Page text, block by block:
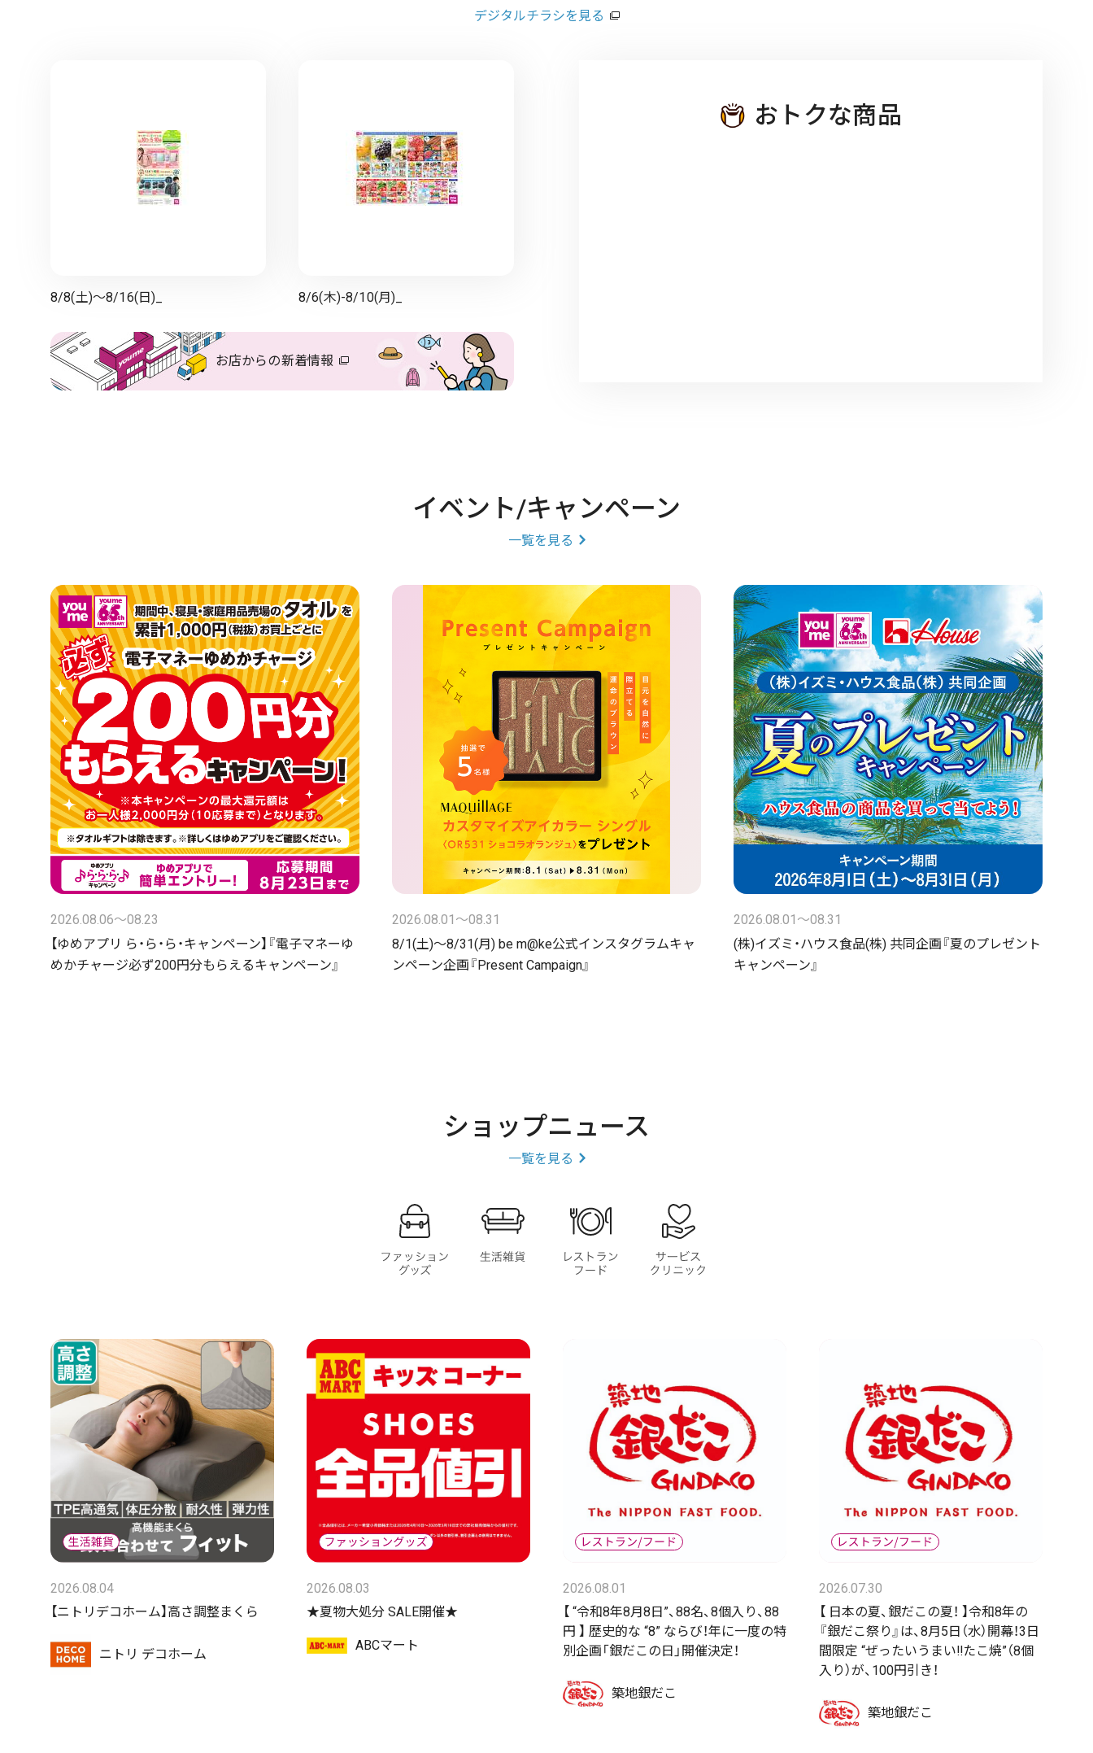
デジタルチラシを見る
8/8(土)～8/16(日)_ 8/6(木)-8/10(月)_
お店からの新着情報
おトクな商品
イベント/キャンペーン
一覧を見る
2026.08.06〜08.23
【ゆめアプリ ら・ら・ら・キャンペーン】『電子マネーゆ
めかチャージ必ず200円分もらえるキャンペーン』
2026.08.01〜08.31
8/1(土)～8/31(月) be m@ke公式インスタグラムキャ
ンペーン企画『Present Campaign』
2026.08.01〜08.31
(株)イズミ・ハウス食品(株) 共同企画『夏のプレゼント
キャンペーン』
ショップニュース
一覧を見る
ファッショングッズ生活雑貨 レストラン・フード
2026.08.04
【ニトリデコホーム】高さ調整まくら
ニトリ デコホーム
2026.08.03
★夏物大処分 SALE開催★
ABCマート
2026.08.01
【 “令和8年8月8日”、88名、8個入り、88
円 】 歴史的な “8” ならび！年に一度の特
別企画「銀だこの日」開催決定！
築地銀だこ
2026.07.30
【 日本の夏、銀だこの夏！ 】令和8年の
『銀だこ祭り』は、8月5日（水）開幕！3日
間限定 “ぜったいうまい‼たこ焼”（8個
入り）が、100円引き！
築地銀だこ